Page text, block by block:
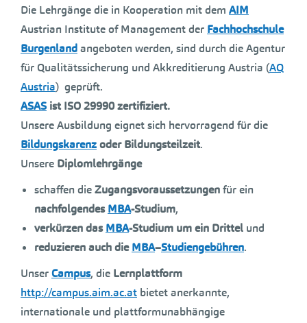
Die Lehrgänge die in Kooperation mit dem AIM
Austrian Institute of Management der Fachhochschule
Burgenlandangeboten werden, sind durch die Agentur
für Qualitätssicherung und Akkreditierung Austria (AQ
Austria) geprüft.
ASAS ist ISO 29990 zertifiziert.
Unsere Ausbildung eignet sich hervorragend für die
Bildungskarenzoder Bildungsteilzeit.
Unsere Diplomlehrgänge
schaffen dieZugangsvoraussetzungenfür ein
nachfolgendesMBA-Studium,
verkürzen dasMBA-Studium um ein Drittel und
reduzieren auch dieMBA–Studiengebühren.
UnserCampus, die Lernplattform
http://campus.aim.ac.at bietet anerkannte,
internationale und plattformunabhängige